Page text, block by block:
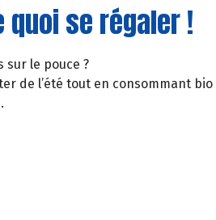
se régaler !
sur le pouce ?
de l’été tout en consommant bio